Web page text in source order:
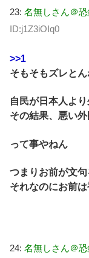
23: 名無しさん＠
ID:j1Z3iOIq0
>>1
そもそもズレと
自民が日本人よ
その結果、悪い
って事やねん
つまりお前が文
それなのにお前
24: 名無しさん＠